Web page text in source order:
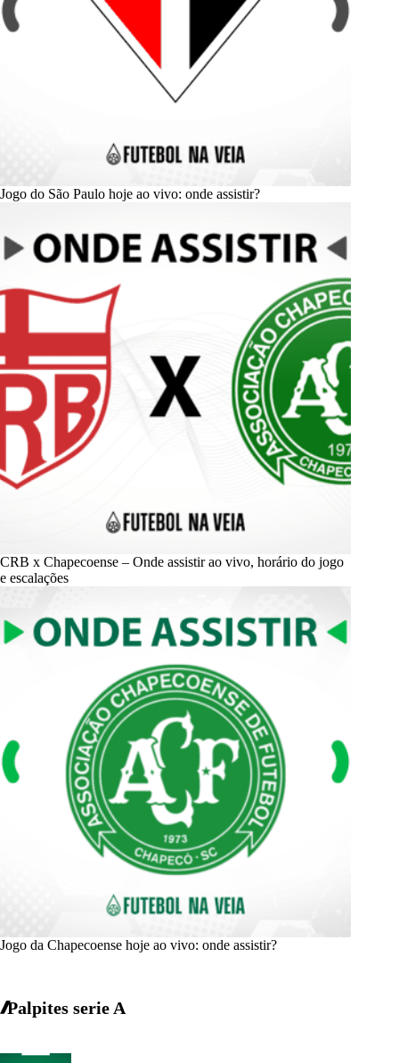
Jogo do São Paulo hoje ao vivo: onde assistir?
CRB x Chapecoense – Onde assistir ao vivo, horário do jogo
e escalações
Jogo da Chapecoense hoje ao vivo: onde assistir?
Palpites serie A